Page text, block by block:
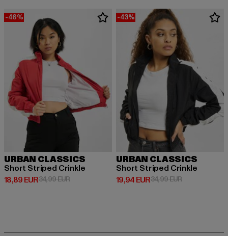
-46%
URBAN CLASSICS
Short Striped Crinkle
18,89 EUR
Derzeitiger Preis: 18,89 EUR
34,99 EURAktionspreis: 34,99 EUR
-43%
URBAN CLASSICS
Short Striped Crinkle
19,94 EUR
Derzeitiger Preis: 19,94 EUR
34,99 EURAktionspreis: